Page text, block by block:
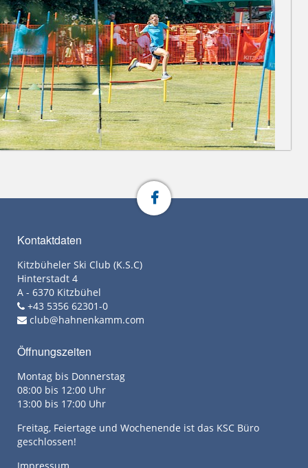
Kontaktdaten
Kitzbüheler Ski Club (K.S.C)
Hinterstadt 4
A - 6370 Kitzbühel
+43 5356 62301-0
club@hahnenkamm.com
Öffnungszeiten
Montag bis Donnerstag
08:00 bis 12:00 Uhr
13:00 bis 17:00 Uhr
Freitag, Feiertage und Wochenende ist das KSC Büro
geschlossen!